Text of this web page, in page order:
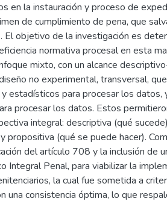
en la instauración y proceso de
de cumplimiento de pena, que
El objetivo de la investigación es
normativa procesal en esta
mixto, con un alcance
no experimental, transversal,
estadísticos para procesar los datos,
procesar los datos. Estos
integral: descriptiva (qué
propositiva (qué se puede hacer).
del artículo 708 y la inclusión de
Integral Penal, para viabilizar la
la cual fue sometida a
una consistencia óptima, lo que